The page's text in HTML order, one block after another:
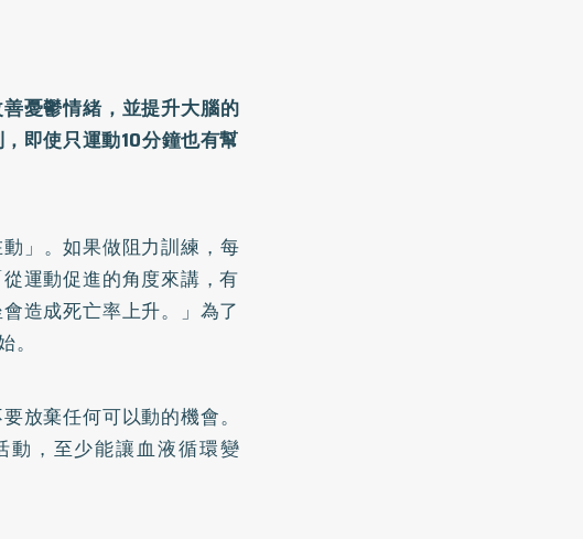
憂鬱情緒，並提升大腦的
即使只運動10分鐘也有幫
」。如果做阻力訓練，每
運動促進的角度來講，有
造成死亡率上升。」為了
放棄任何可以動的機會。
動，至少能讓血液循環變